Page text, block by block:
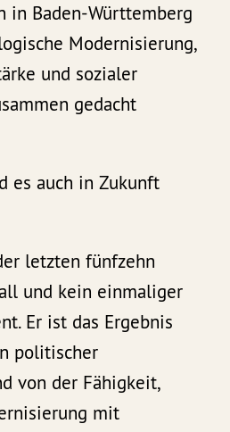
in Baden-Württemberg
Modernisierung,
und sozialer
gedacht
es auch in Zukunft
letzten fünfzehn
und kein einmaliger
Er ist das Ergebnis
politischer
von der Fähigkeit,
mit